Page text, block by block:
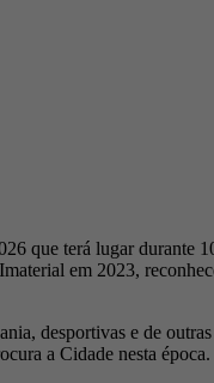
terá lugar durante
em 2023,
desportivas e de
a Cidade nesta época.